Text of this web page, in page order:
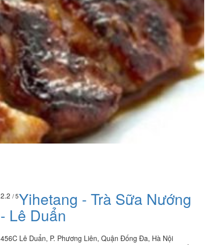
2.2 / 5Yihetang - Trà Sữa Nướng
- Lê Duẩn
456C Lê Duẩn, P. Phương Liên, Quận Đống Đa, Hà Nội